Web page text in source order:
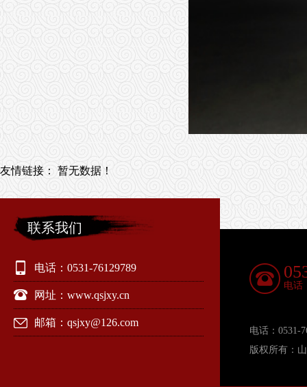
友情链接： 暂无数据！
联系我们
电话：0531-76129789
网址：www.qsjxy.cn
邮箱：qsjxy@126.com
电话
电话：0531-
版权所有：